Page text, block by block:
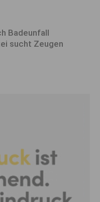
Badeunfall
sucht Zeugen